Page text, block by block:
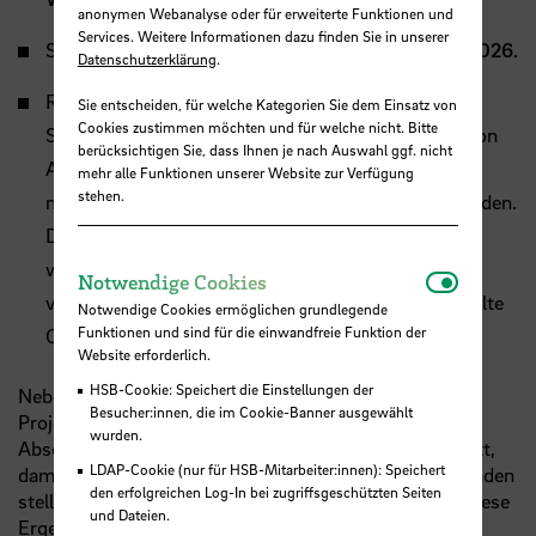
Start der Projektgruppenarbeit: Mittwoch, 15.04.2026.
Regelmäßige Treffen: Gruppen von meist 8–12
Studierenden treffen sich mit ihrem Projektleiter von
April bis Juni 11-mal einmal pro Woche immer
mittwochs vor- oder nachmittags für
2–3 Stunden.
Die Termine können aber auch flexibel gestaltet
werden (z. B. alle 2–3 Wochen oder Ergänzung mit
vorab abgesprochenen Exkursionen), auch vereinzelte
Online-Sitzungen sind möglich.
Neben möglichen Ergebnispräsentationen bei den
Projektstellern findet eine gemeinsame
Abschlusspräsentation in der Hochschule Bremen statt,
damit alle ihre Ergebnisse teilen können. Die Studierenden
stellen ihre Projekte im 15-Minuten-Rhythmus vor. Diese
Ergebnispräsentation findet am
anonymen Webanalyse oder für erweiterte Funktionen und
Services. Weitere Informationen dazu finden Sie in unserer
Datenschutzerklärung.
Sie entscheiden, für welche Kategorien Sie dem Einsatz von
Cookies zustimmen möchten und für welche nicht. Bitte
berücksichtigen Sie, dass Ihnen je nach Auswahl ggf. nicht
mehr alle Funktionen unserer Website zur Verfügung
stehen.
Notwendige Cookies
Notwendige Cookies ermöglichen grundlegende
Funktionen und sind für die einwandfreie Funktion der
Website erforderlich.
HSB-Cookie: Speichert die Einstellungen der
Besucher:innen, die im Cookie-Banner ausgewählt
wurden.
LDAP-Cookie (nur für HSB-Mitarbeiter:innen): Speichert
den erfolgreichen Log-In bei zugriffsgeschützten Seiten
und Dateien.